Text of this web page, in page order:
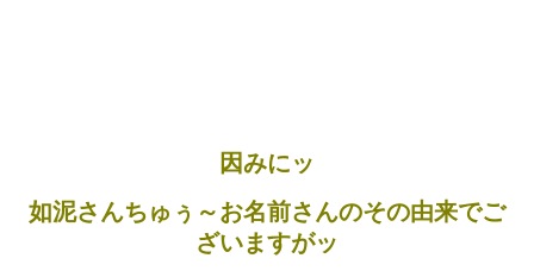
因みにッ
如泥さんちゅぅ～お名前さんのその由来でご
ざいますがッ